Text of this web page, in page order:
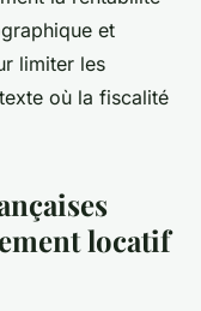
et
limiter les
où la fiscalité
locatif